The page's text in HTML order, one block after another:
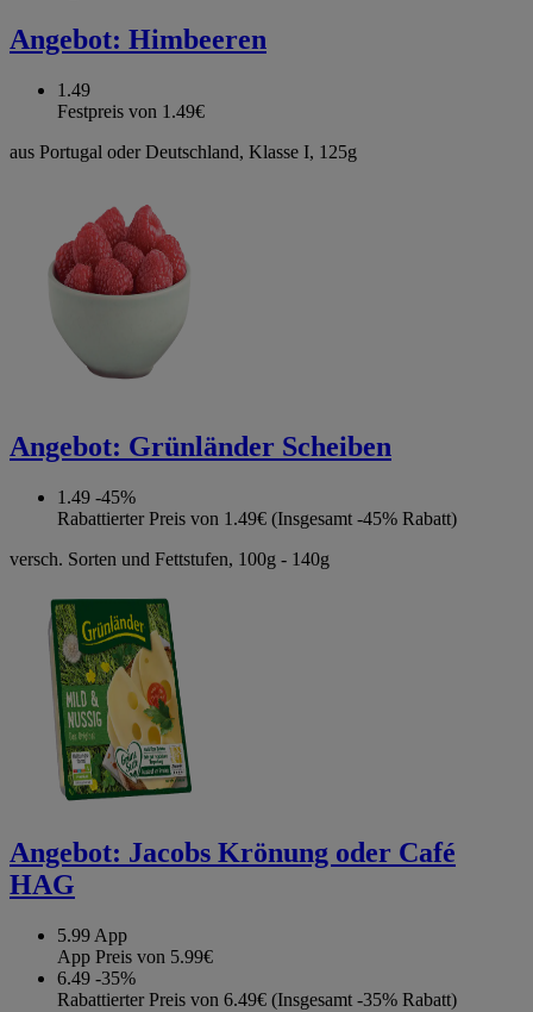
Angebot: Himbeeren
1.49
Festpreis von 1.49€
aus Portugal oder Deutschland, Klasse I, 125g
Angebot: Grünländer Scheiben
1.49 -45%
Rabattierter Preis von 1.49€ (Insgesamt -45% Rabatt)
versch. Sorten und Fettstufen, 100g - 140g
Angebot: Jacobs Krönung oder Café
HAG
5.99 App
App Preis von 5.99€
6.49 -35%
Rabattierter Preis von 6.49€ (Insgesamt -35% Rabatt)